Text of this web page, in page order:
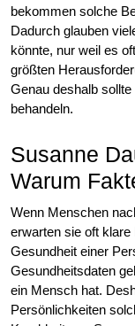
bekommen solche
Dadurch glauben
könnte, nur weil es
größten
Genau deshalb
behandeln.
Susanne
Warum
Wenn Menschen
erwarten sie oft
Gesundheit einer
Gesundheitsdaten
ein Mensch hat.
Persönlichkeiten